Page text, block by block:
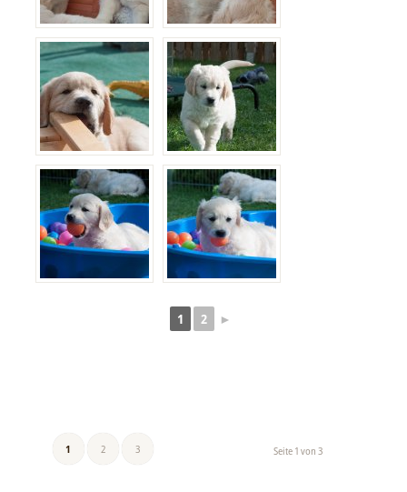
1 2 ►
Seite 1 von 3
1 2 3